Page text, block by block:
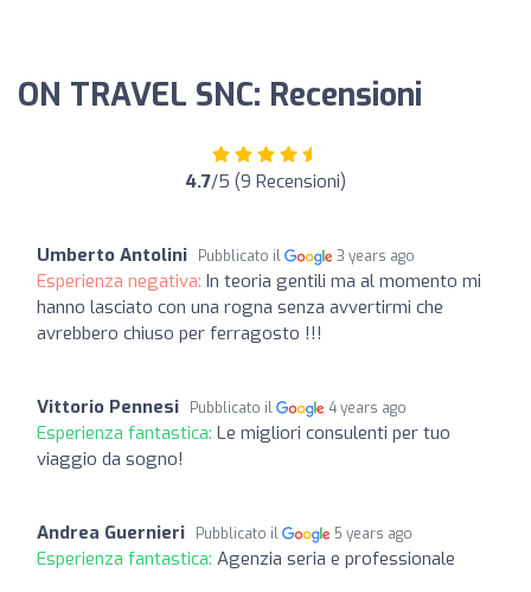
ON TRAVEL SNC: Recensioni
4.7/5 (9 Recensioni)
Umberto Antolini Pubblicato il 3 years ago
Esperienza negativa: In teoria gentili ma al momento mi
hanno lasciato con una rogna senza avvertirmi che
avrebbero chiuso per ferragosto !!!
Vittorio Pennesi Pubblicato il 4 years ago
Esperienza fantastica: Le migliori consulenti per tuo
viaggio da sogno!
Andrea Guernieri Pubblicato il 5 years ago
Esperienza fantastica: Agenzia seria e professionale